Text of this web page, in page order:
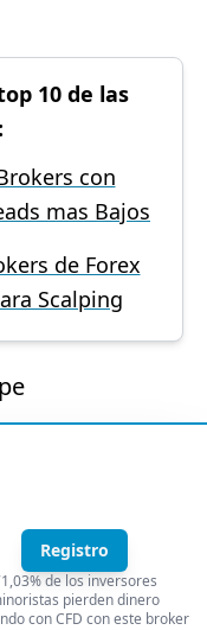
10 de las
con
mas Bajos
de Forex
Scalping
Registro
de los inversores
pierden dinero
con CFD con este broker